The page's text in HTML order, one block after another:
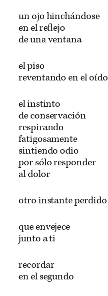
un ojo hinchándose
en el reﬂejo
de una ventana
el piso
reventando en el oído
el instinto
de conservación
respirando
fatigosamente
sintiendo odio
por sólo responder
al dolor
otro instante perdido
que envejece
junto a ti
recordar
en el segundo